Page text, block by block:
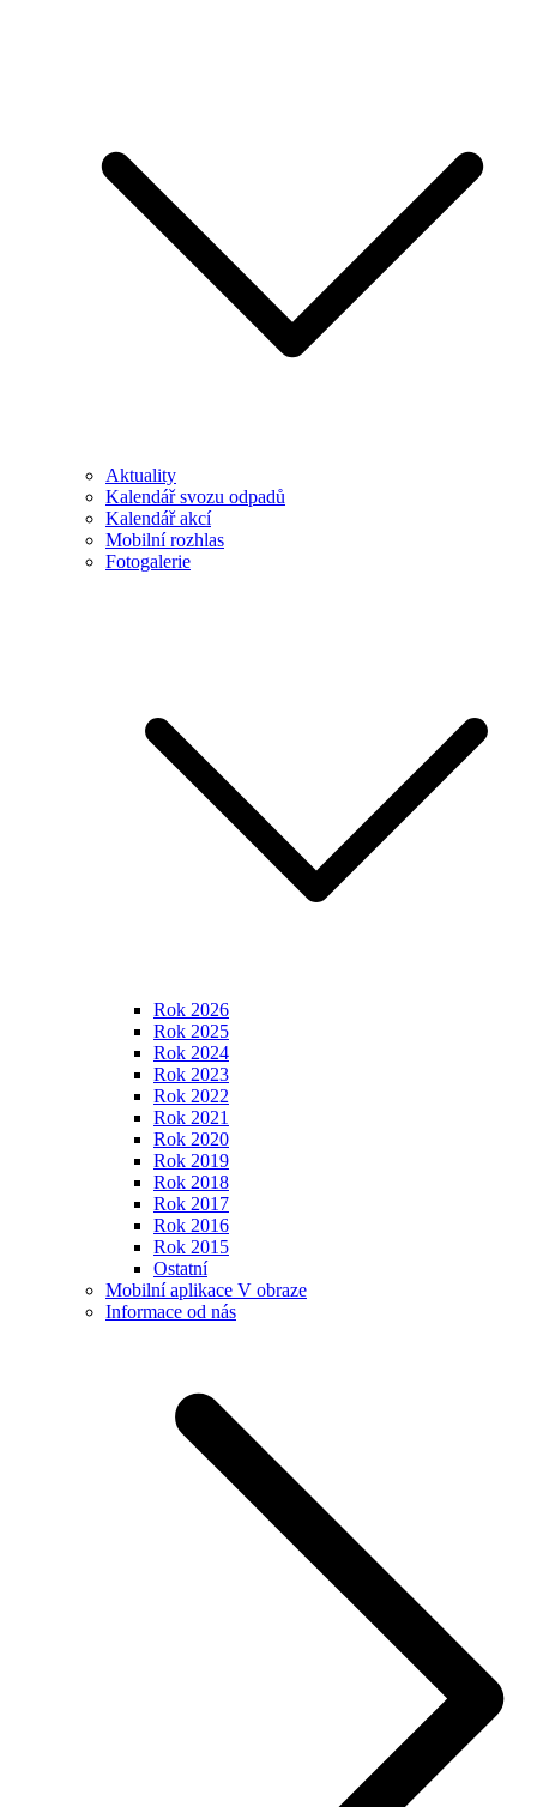
Aktuality
Kalendář svozu odpadů
Kalendář akcí
Mobilní rozhlas
Fotogalerie
Rok 2026
Rok 2025
Rok 2024
Rok 2023
Rok 2022
Rok 2021
Rok 2020
Rok 2019
Rok 2018
Rok 2017
Rok 2016
Rok 2015
Ostatní
Mobilní aplikace V obraze
Informace od nás